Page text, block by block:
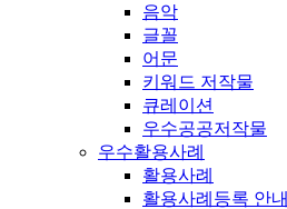
음악
글꼴
어문
키워드 저작물
큐레이션
우수공공저작물
우수활용사례
활용사례
활용사례등록 안내